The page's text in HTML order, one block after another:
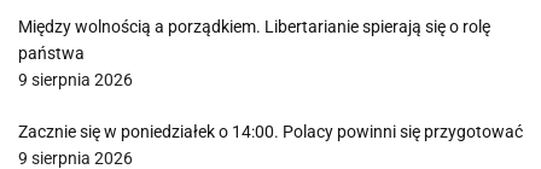
Między wolnością a porządkiem. Libertarianie spierają się o rolę
państwa
9 sierpnia 2026
Zacznie się w poniedziałek o 14:00. Polacy powinni się przygotować
9 sierpnia 2026